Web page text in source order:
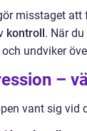
misstaget att
kontroll. När
undviker
–
vant sig vid